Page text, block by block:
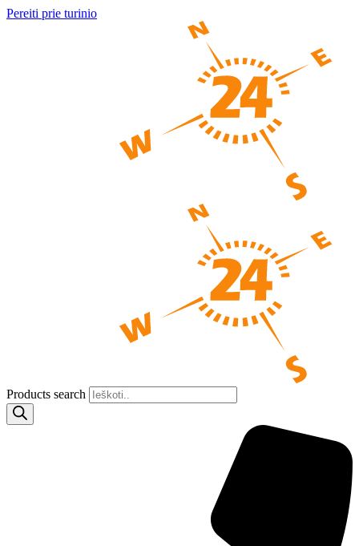
Pereiti prie turinio
Products search